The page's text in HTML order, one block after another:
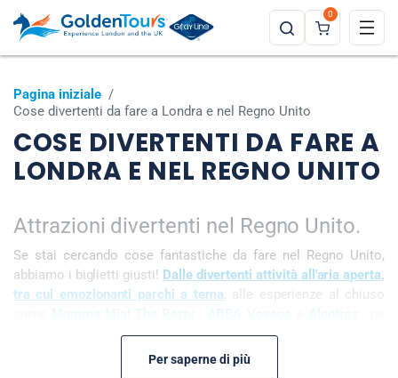
0
Pagina iniziale /
Cose divertenti da fare a Londra e nel Regno Unito
COSE DIVERTENTI DA FARE A
LONDRA E NEL REGNO UNITO
Attrazioni divertenti nel Regno Unito.
Se stai cercando cose fantastiche da fare nel Regno Unito,
abbiamo i biglietti giusti! Dalle divertenti attività all'aria aperta,
tra cui emozionanti parchi a tema , alle esperienze al chiuso
n'è per tutti i gusti.
indoor più veloce del Regno Unito a Canary
Per saperne di più